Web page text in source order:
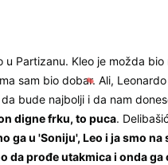
Partizanu. Kleo je možda
sam bio dobar. Ali,
bude najbolji i da nam
digne frku, to puca.
ga u 'Soniju', Leo i ja smo
da prođe utakmica i onda ga